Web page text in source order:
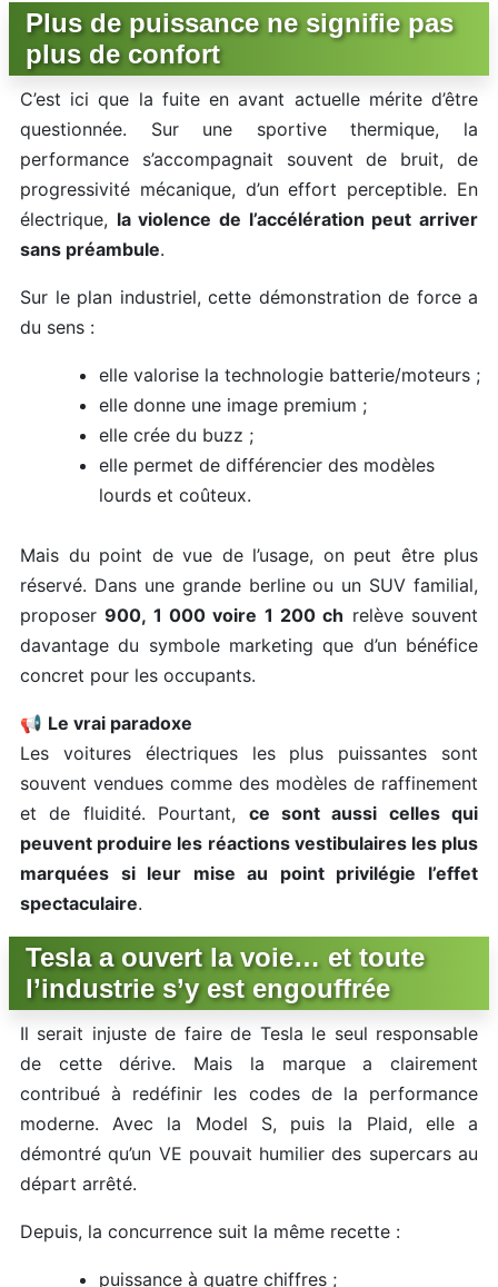
Plus de puissance ne signifie pas
plus de confort
C’est ici que la fuite en avant actuelle mérite d’être
questionnée. Sur une sportive thermique, la
performance s’accompagnait souvent de bruit, de
progressivité mécanique, d’un effort perceptible. En
électrique, la violence de l’accélération peut arriver
sans préambule.
Sur le plan industriel, cette démonstration de force a
du sens :
elle valorise la technologie batterie/moteurs ;
elle donne une image premium ;
elle crée du buzz ;
elle permet de différencier des modèles
lourds et coûteux.
Mais du point de vue de l’usage, on peut être plus
réservé. Dans une grande berline ou un SUV familial,
proposer900, 1 000 voire 1 200 ch relève souvent
davantage du symbole marketing que d’un bénéfice
concret pour les occupants.
📢 Le vrai paradoxe
Les voitures électriques les plus puissantes sont
souvent vendues comme des modèles de raffinement
et de fluidité. Pourtant, ce sont aussi celles qui
peuvent produire les réactions vestibulaires les plus
marquées si leur mise au point privilégie l’effet
spectaculaire.
Tesla a ouvert la voie… et toute
l’industrie s’y est engouffrée
Il serait injuste de faire de Tesla le seul responsable
de cette dérive. Mais la marque a clairement
contribué à redéfinir les codes de la performance
moderne. Avec la Model S, puis la Plaid, elle a
démontré qu’un VE pouvait humilier des supercars au
départ arrêté.
Depuis, la concurrence suit la même recette :
puissance à quatre chiffres ;